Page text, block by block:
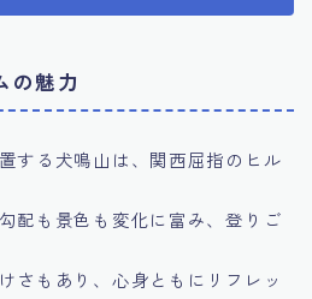
の魅力
する犬鳴山は、関西屈指のヒル
配も景色も変化に富み、登りご
さもあり、心身ともにリフレッ